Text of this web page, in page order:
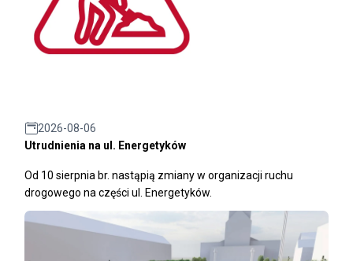
2026-08-06
Utrudnienia na ul. Energetyków
Od 10 sierpnia br. nastąpią zmiany w organizacji ruchu
drogowego na części ul. Energetyków.